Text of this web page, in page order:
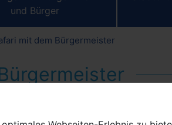
und Bürger
mit dem Bürgermeister
und Schüler der Klasse
Klassenlehrer Andre